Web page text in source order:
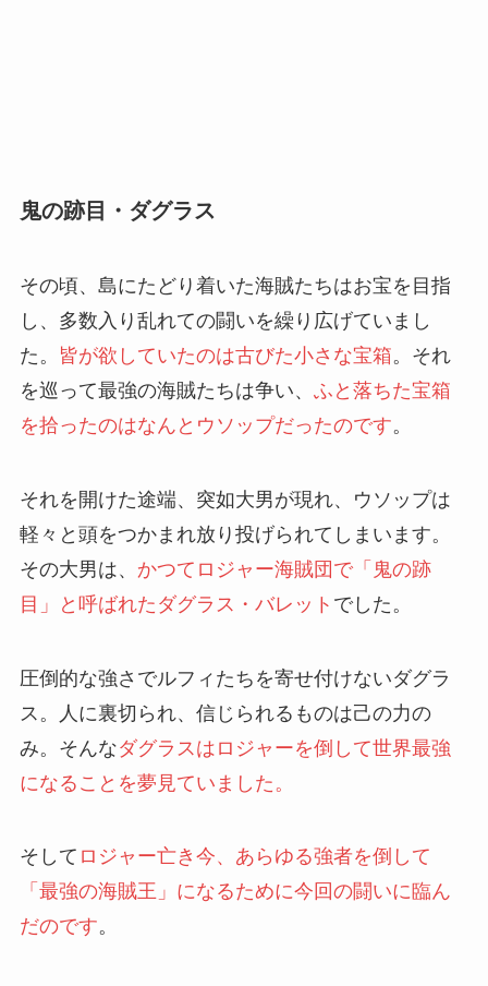
鬼の跡目・ダグラス
その頃、島にたどり着いた海賊たちはお宝を目指
し、多数入り乱れての闘いを繰り広げていまし
た。
皆が欲していたのは古びた小さな宝箱。それ
を巡って最強の海賊たちは争い、 ふと落ちた宝箱
を拾ったのはなんとウソップだったのです。
それを開けた途端、突如大男が現れ、ウソップは
軽々と頭をつかまれ放り投げられてしまいます。
その大男は、 かつてロジャー海賊団で「鬼の跡
目」と呼ばれたダグラス・バレット でした。
圧倒的な強さでルフィたちを寄せ付けないダグラ
ス。人に裏切られ、信じられるものは己の力の
み。そんなダグラスはロジャーを倒して世界最強
になることを夢見ていました。
そして ロジャー亡き今、あらゆる強者を倒して
「最強の海賊王」になるために今回の闘いに臨ん
だのです。